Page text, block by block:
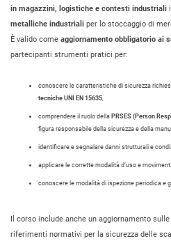
in magazzini, logistiche e contesti industriali
metalliche industriali per lo stoccaggio di
È valido come aggiornamento obbligatorio ai
partecipanti strumenti pratici per:
conoscere le caratteristiche di sicurezza
tecniche UNI EN 15635
comprendere il ruolo dellaPRSES (Person
figura responsabile della sicurezza e della
identificare e segnalare danni strutturali e
applicare le corrette modalità d’uso e
conoscere le modalità di ispezione periodica e
Il corso include anche un aggiornamento sulle
riferimenti normativi per la sicurezza delle